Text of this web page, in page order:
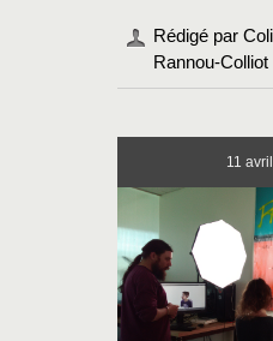
Rédigé par
Rannou-Colliot
11